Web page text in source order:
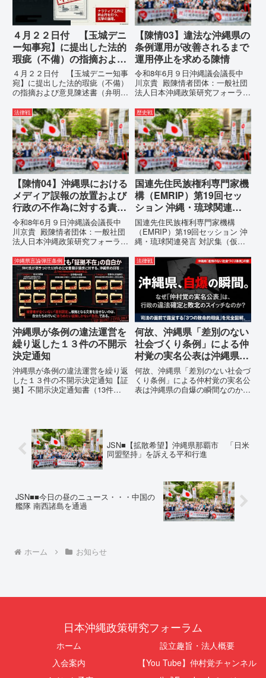
４月２２日付 【玉城デニ
ー知事宛】に提出した法的
瑕疵（不備）の指摘および
意見陳述書（弁明書）提出
の留保の通告
４月２２日付 【玉城デニー知事
宛】に提出した法的瑕疵（不備）
の指摘および意見陳述書（弁明
に、玉城デニー宛に以下の違法状
態の指摘と意見陳述（弁明）留保
の通告を行いました。沖縄県は、
この時は、違法を認めて軌道修正
す...
【陳情03】違法な沖縄県の
条例運用が改善されるまで
運用停止を求める陳情
令和8年6月９日沖縄議会議長中
川京貴 殿陳情者団体：一般社団
法人日本沖縄政策研究フォーラム
所：沖縄県那覇市電 話：080-違
法な沖縄県の条例運用が改善され
るまで運用停止を求める陳情陳情
の趣旨沖縄県は、「沖縄県...
法律戦
【陳情04】沖縄県における
メディア誤報の放置および
行政の不作為に対する責任
追及と再発防止策を求める
陳情
令和8年6月９日沖縄議会議長中
川京貴 殿陳情者団体：一般社団
法人日本沖縄政策研究フォーラム
所：沖縄県那覇市電 話：080-
【陳情03】沖縄県におけるメデ
ィア誤報の放置および行政の不作
為に対する責任追及と再発防...
歴史戦
国連先住民族権利専門家機
構（EMRIP）第19回セッ
ション 沖縄・琉球関連発
言 対訳集（仮訳）
国連先住民族権利専門家機構
（EMRIP）第19回セッション 沖
縄・琉球関連発言 対訳集（仮
（EMRIP）の各会合において行
われた、沖縄・琉球の先住民族指
定、PFAS（有機フッ素化合物）
問題、米軍基地、伝統文化（...
沖縄県言論弾圧条例
沖縄県が条例の違法運営を
繰り返した１３件の不開示
決定通知
沖縄県が条例の違法運営を繰り返
した１３件の不開示決定通知【証
拠】不開示決定通知書（13件）
拒否を突きつけました。これは、
彼らが行政手続きの正当性を失
っ...
法律戦
何故、沖縄県「差別のない
社会づくり条例」による仲
村覚の実名公表は沖縄県の
自爆の瞬間なのか？その3
つの理由。
何故、沖縄県「差別のない社会づ
くり条例」による仲村覚の実名公
表は沖縄県の自爆の瞬間なのか？
て...
JSN■【拡散希望】沖縄県那覇市 「日米
同盟堅持」を訴える平和行進
JSN■■今日の昼のニュース・・・中国の
艦隊 南西諸島を通過
ホーム お知らせ
日本沖縄政策研究フォーラム
ホーム
設立趣旨・法人概要
入会案内
【You Tube】仲村覚チャンネル